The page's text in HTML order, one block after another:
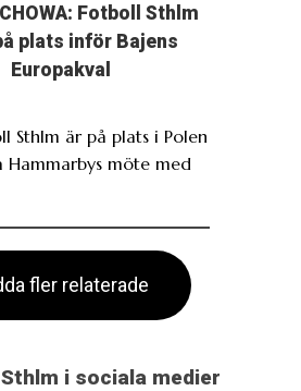
Fotboll Sthlm
plats inför Bajens
Europakval
Sthlm är på plats i Polen
möte med
fler relaterade
i sociala medier